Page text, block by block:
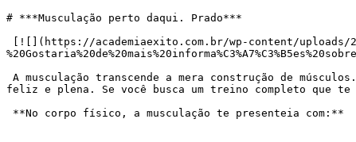
# ***Musculação perto daqui. Prado***
feliz e plena. Se você busca um treino completo que